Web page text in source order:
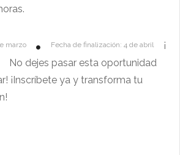
marzo
Fecha de finalización: 4 de abril
¡
No dejes pasar esta oportunidad
¡Inscríbete ya y transforma tu